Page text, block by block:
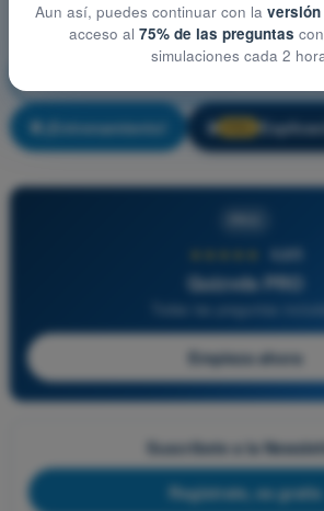
¡Entrenamiento! 🔒
4,6/5
Quizvds PRO
Empieza ahora
Suscríbete a la
Regístrate, es gratis
Aun así, puedes continuar con la
acceso al 75% de las preguntas
simulaciones cada 2